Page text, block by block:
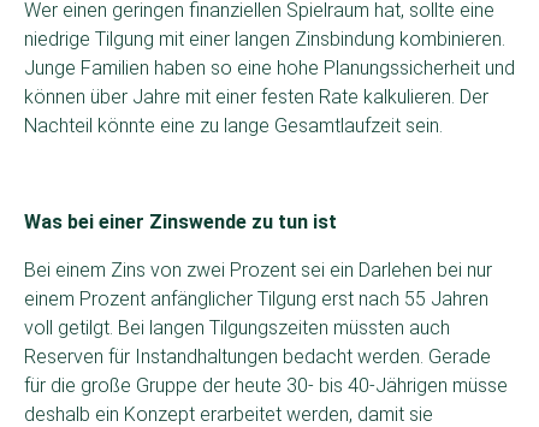
Wer einen geringen finanziellen Spielraum hat, sollte eine
niedrige Tilgung mit einer langen Zinsbindung kombinieren.
Junge Familien haben so eine hohe Planungssicherheit und
können über Jahre mit einer festen Rate kalkulieren. Der
Nachteil könnte eine zu lange Gesamtlaufzeit sein.
Was bei einer Zinswende zu tun ist
Bei einem Zins von zwei Prozent sei ein Darlehen bei nur
einem Prozent anfänglicher Tilgung erst nach 55 Jahren
voll getilgt. Bei langen Tilgungszeiten müssten auch
Reserven für Instandhaltungen bedacht werden. Gerade
für die große Gruppe der heute 30- bis 40-Jährigen müsse
deshalb ein Konzept erarbeitet werden, damit sie